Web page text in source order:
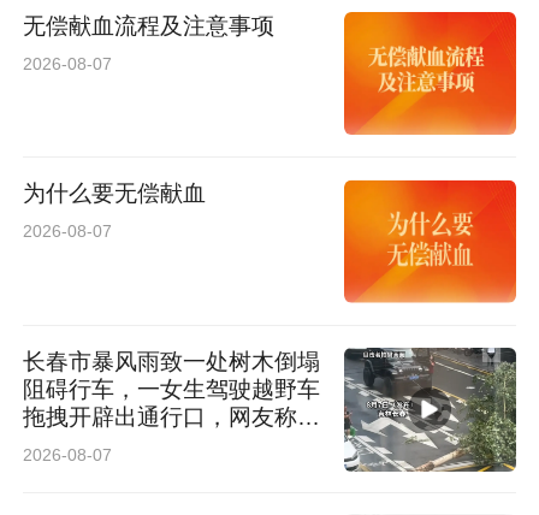
无偿献血流程及注意事项
2026-08-07
为什么要无偿献血
2026-08-07
长春市暴风雨致一处树木倒塌
阻碍行车，一女生驾驶越野车
拖拽开辟出通行口，网友称赞
女司机拖拽时放缆旗还慢速！
2026-08-07